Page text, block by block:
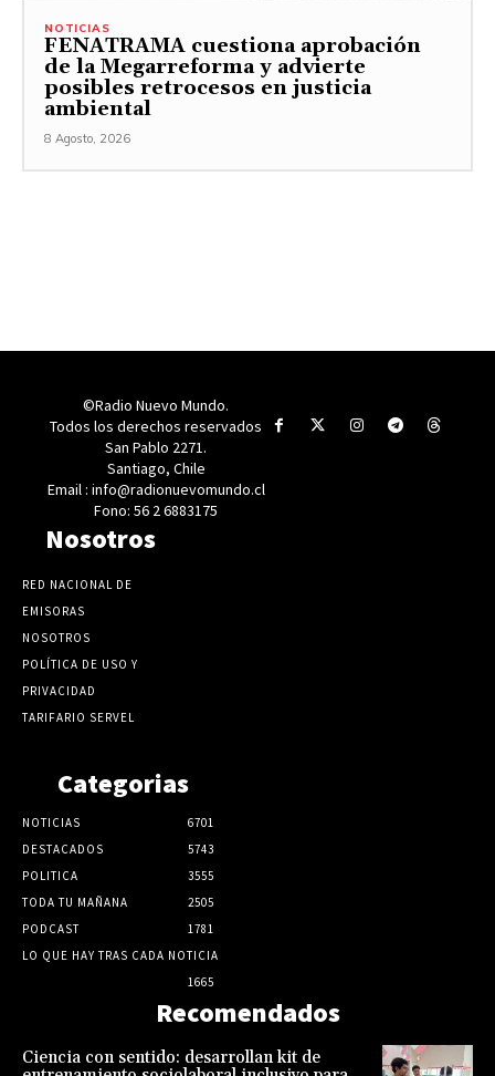
NOTICIAS
FENATRAMA cuestiona aprobación
de la Megarreforma y advierte
posibles retrocesos en justicia
ambiental
8 Agosto, 2026
©Radio Nuevo Mundo.
Todos los derechos reservados
San Pablo 2271.
Santiago, Chile
Email : info@radionuevomundo.cl
Fono: 56 2 6883175
Nosotros
RED NACIONAL DE
EMISORAS
NOSOTROS
POLÍTICA DE USO Y
PRIVACIDAD
TARIFARIO SERVEL
Categorias
NOTICIAS
6701
DESTACADOS
5743
POLITICA
3555
TODA TU MAÑANA
2505
PODCAST
1781
LO QUE HAY TRAS CADA NOTICIA
1665
Recomendados
Ciencia con sentido: desarrollan kit de